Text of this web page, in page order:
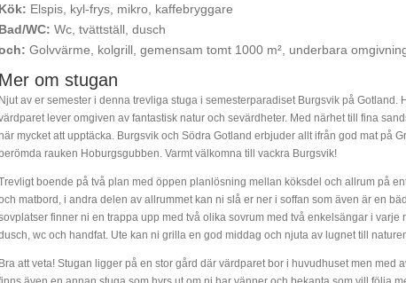
Kök: Elspis, kyl-frys, mikro, kaffebryggare
Bad/WC: Wc, tvättställ, dusch
Golvvärme, kolgrill, gemensam tomt 1000 m², underbara
Mer om stugan
Njut av er semester i denna trevliga stuga i semesterparadiset Burgsvik på Gotland.
lever omgiven av fantastisk natur och sevärdheter. Med närhet till fina
mycket att upptäcka. Burgsvik och Södra Gotland erbjuder allt ifrån god mat på
rauken Hoburgsgubben. Varmt välkomna till vackra Burgsvik!
boende på två plan med öppen planlösning mellan köksdel och allrum på
matbord, i andra delen av allrummet kan ni slå er ner i soffan som även är en
finner ni en trappa upp med två olika sovrum med två enkelsängar i
wc och handfat. Ute kan ni grilla en god middag och njuta av lugnet till
Bra att veta! Stugan ligger på en stor gård där värdparet bor i huvudhuset men med